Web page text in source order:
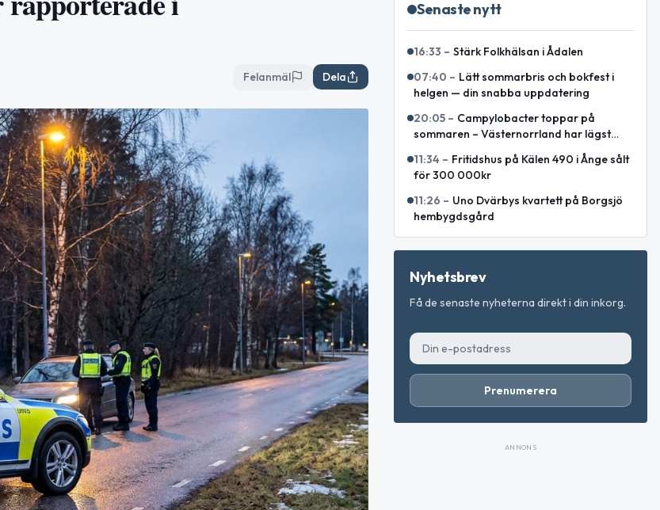
Felanmäl Dela
Senaste nytt
16:33 – Stärk Folkhälsan i Ådalen
07:40 – Lätt sommarbris och bokfest i
helgen — din snabba uppdatering
20:05 – Campylobacter toppar på
sommaren – Västernorrland har lägst
11:34 – Fritidshus på Kälen 490 i Ånge sålt
för 300 000kr
11:26 – Uno Dvärbys kvartett på Borgsjö
hembygdsgård
Nyhetsbrev
Få de senaste nyheterna direkt i din inkorg.
Prenumerera
ANNONS